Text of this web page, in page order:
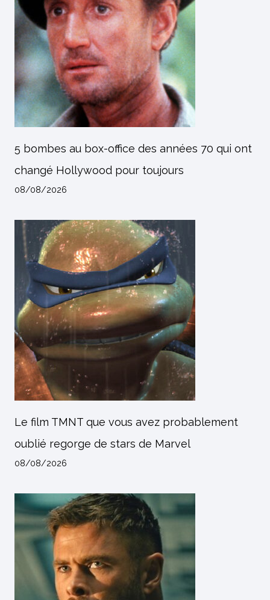
5 bombes au box-office des années 70 qui ont
changé Hollywood pour toujours
08/08/2026
Le film TMNT que vous avez probablement
oublié regorge de stars de Marvel
08/08/2026